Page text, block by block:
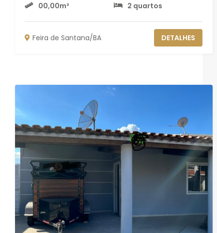
00,00m² 2 quartos
Feira de Santana/BA DETALHES